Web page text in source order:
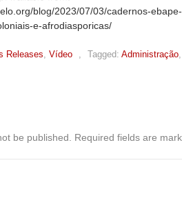
blog/2023/07/03/cadernos-
e-afrodiasporicas/
Releases, Vídeo , Tagged: Administração
be published. Required fields are